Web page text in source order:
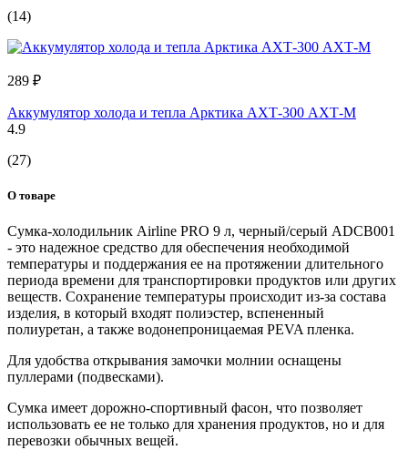
(14)
289 ₽
Аккумулятор холода и тепла Арктика АХТ-300 АХТ-M
4.9
(27)
О товаре
Сумка-холодильник Airline PRO 9 л, черный/серый ADCB001
- это надежное средство для обеспечения необходимой
температуры и поддержания ее на протяжении длительного
периода времени для транспортировки продуктов или других
веществ. Сохранение температуры происходит из-за состава
изделия, в который входят полиэстер, вспененный
полиуретан, а также водонепроницаемая PEVA пленка.
Для удобства открывания замочки молнии оснащены
пуллерами (подвесками).
Сумка имеет дорожно-спортивный фасон, что позволяет
использовать ее не только для хранения продуктов, но и для
перевозки обычных вещей.